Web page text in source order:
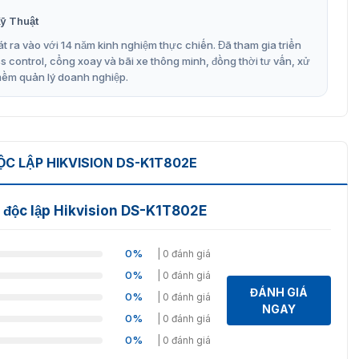
ra Hikvision DS-K1T802E
và kiểm soát việc ra vào của người dùng một cách hiệu
phẩm này là lựa chọn lý tưởng cho các doanh nghiệp,
ninh.
báo khi nhập sai mật khẩu/thẻ.
mật khẩu không bị hạn chế lịch trình.
đen, duress.
mở cửa, hết thời gian mở cửa.
giám sát.
Thuật
ra vào với 14 năm kinh nghiệm thực chiến. Đã tham gia triển
control, cổng xoay và bãi xe thông minh, đồng thời tư vấn, xử
quản lý doanh nghiệp.
LẬP HIKVISION DS-K1T802E
lập Hikvision DS-K1T802E
0% | 0 đánh giá
0% | 0 đánh giá
0% | 0 đánh giá
0% | 0 đánh giá
0% | 0 đánh giá
ĐÁNH GIÁ
NGAY